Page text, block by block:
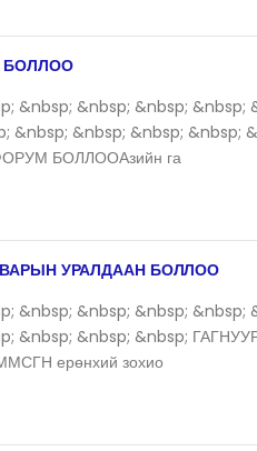
БОЛЛОО
&nbsp; &nbsp; &nbsp; &nbsp;
&nbsp; &nbsp; &nbsp; &nbsp;
БОЛЛООАзийн га
УРАЛДААН БОЛЛОО
&nbsp; &nbsp; &nbsp; &nbsp;
&nbsp; &nbsp; &nbsp;
ерөнхий зохио